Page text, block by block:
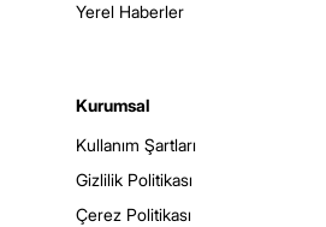
Yerel Haberler
Kurumsal
Kullanım Şartları
Gizlilik Politikası
Çerez Politikası